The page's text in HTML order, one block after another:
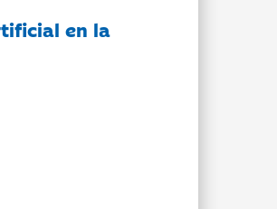
en la